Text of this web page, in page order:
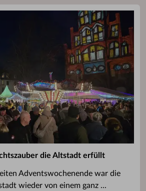
die Altstadt erfüllt
Adventswochenende war die
wieder von einem ganz ...